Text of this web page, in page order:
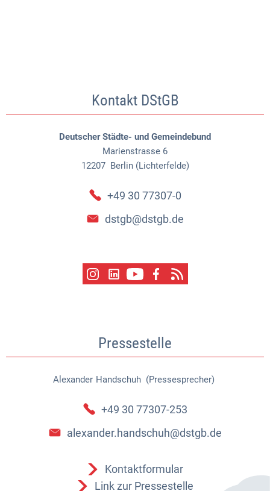
Kontakt DStGB
Deutscher Städte- und Gemeindebund
Marienstrasse 6
12207 Berlin (Lichterfelde)
+49 30 77307-0
dstgb@dstgb.de
Pressestelle
Alexander Handschuh (Pressesprecher)
Alexander Handschuh
+49 30 77307-253
alexander.handschuh@dstgb.de
Kontaktformular
Link zur Pressestelle